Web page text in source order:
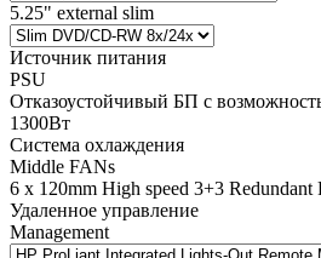
5.25" external slim
Источник питания
PSU
Отказоустойчивый БП с
1300Вт
Система охлаждения
Middle FANs
6 x 120mm High speed 3+3
Удаленное управление
Management